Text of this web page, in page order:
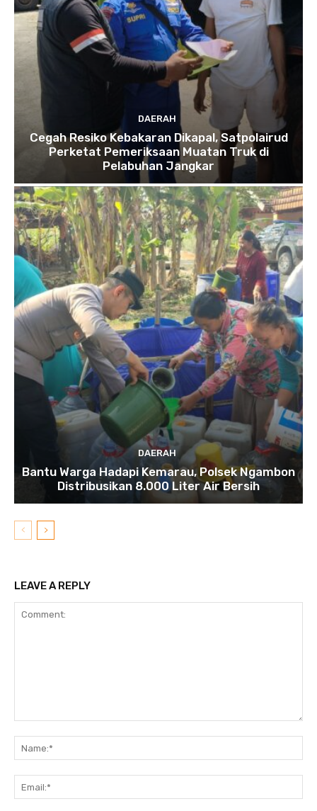
DAERAH
Cegah Resiko Kebakaran Dikapal, Satpolairud
Perketat Pemeriksaan Muatan Truk di
Pelabuhan Jangkar
DAERAH
Bantu Warga Hadapi Kemarau, Polsek Ngambon
Distribusikan 8.000 Liter Air Bersih
LEAVE A REPLY